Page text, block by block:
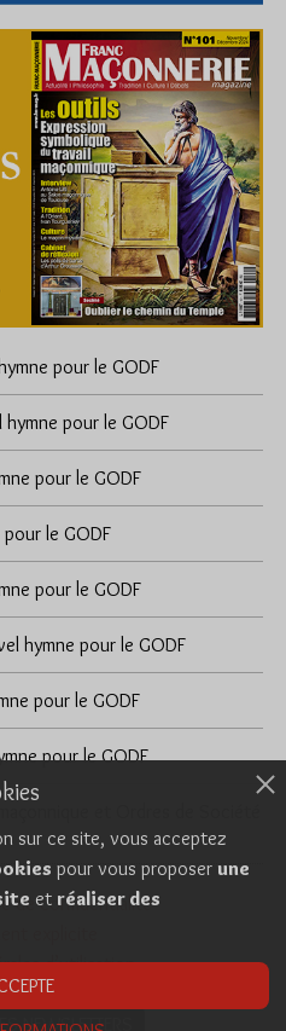
pour le GODF
hymne pour le GODF
pour le GODF
le GODF
pour le GODF
hymne pour le GODF
pour le GODF
pour le GODF
de confidentialité
explicite
d’utilisation
NEWSLETTERS
sur ce site, vous acceptez
pour vous proposer une
et réaliser des